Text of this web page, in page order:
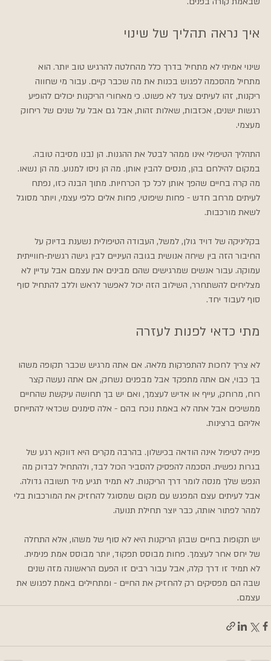
איך נראה תהליך של שינוי
שינוי אמיתי לא מתחיל בדרך כלל מהחלטה להרגיש טוב יותר. הוא
מתחיל מהסכמה לפגוש בכנות את מה שכבר קיים. עבור מי שחווה
ריקנות, זהו לעיתים צעד לא פשוט. כי מאחורי הריקנות יכולים להופיע
רגשות ישנים, אכזבות, שאלות זהות, אבל גם אבל על שנים של ריחוק
מעצמי.
התהליך הטיפולי אינו ממהר לבטל את ההגנות. הן נבנו מסיבה טובה.
במקום להילחם בהן, מנסים להבין אותן. מה הן ניסו למנוע. מה הן נשאו.
מה קרה בחיים שהפך אותן לכל כך הכרחיות. מתוך הבנה כזו, נפתח
לעיתים מרחב חדש - פחות שיפוטי, פחות אלים כלפי עצמי, ויותר מסוגל
לשאת מורכבות.
בקליניקה של דויד גולן, למשל, העבודה הטיפולית נשענת בדיוק על
החיבור הזה בין שיחה אנושית בגובה העיניים לבין גישה רגשית-חווייתית
עמוקה. עבור אנשים שמרגישים שהם מבינים את עצמם אבל עדיין לא
מצליחים להשתחרר, השילוב הזה יכול לאפשר לראש וללב להתחיל סוף
סוף לעבוד יחד.
מתי כדאי לפנות לעזרה
לא צריך לחכות להתפרקות מלאה. אם אתה מרגיש שכבר תקופה משהו
בך כבוי, אם אתה מתפקד אבל מבפנים נשחק, אם אתה נעשה קצר
רוח, מרוחק, עייף או אדיש לעצמך, ואם יש בך תחושה עיקשת שהחיים
ממשיכים אבל אתה לא באמת נוכח בהם - אלה סימנים שכדאי להתייחס
אליהם ברצינות.
פנייה לטיפול אינה הודאה בכישלון. בהרבה מקרים היא דווקא רגע של
בגרות נפשית. הסכמה להפסיק להסביר הכול לבד, ולהתחיל לבדוק מה
הנפש שלך מנסה לומר דרך הריקנות. לא תמיד תגיע מיד תשובה גדולה.
אבל לעיתים עצם המפגש עם מקום שמסוגל להחזיק את המורכבות בלי
למהר לפתור אותה, כבר יוצר תחילת תנועה.
יש תקופות בחיים שבהן הריקנות היא לא סוף של משהו, אלא התחלה
של יחס אחר לעצמך. פחות מבוסס תפקוד, יותר מבוסס אמת פנימית.
לא תמיד זו דרך קלה, אבל עבור רבים זו הפעם הראשונה מזה שנים
שבה הם מפסיקים רק להחזיק את החיים - ומתחילים באמת לפגוש את
עצמם.